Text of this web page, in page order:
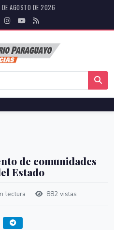
AGOSTO DE 2026
de comunidades
Estado
lectura 882 vistas